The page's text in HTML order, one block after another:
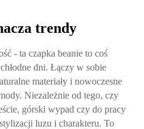
trendy
- ta czapka beanie to coś
dni. Łączy w sobie
materiały i nowoczesne
Niezależnie od tego, czy
górski wypad czy do pracy
luzu i charakteru. To